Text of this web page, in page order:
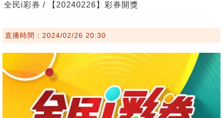
全民i彩券 / 【20240226】彩券開獎
直播時間：2024/02/26 20:30